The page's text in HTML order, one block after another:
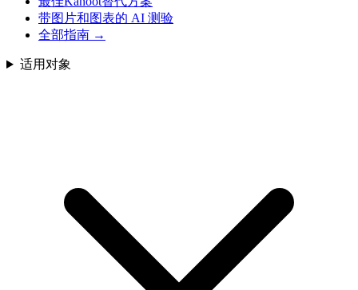
带图片和图表的 AI 测验
全部指南 →
适用对象